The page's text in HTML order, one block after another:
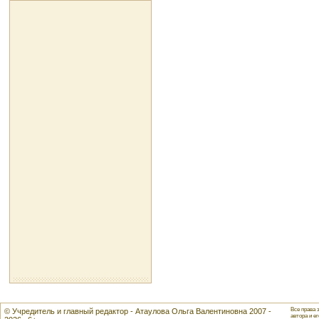
© Учредитель и главный редактор - Атаулова Ольга Валентиновна 2007 -
Все права
автора и